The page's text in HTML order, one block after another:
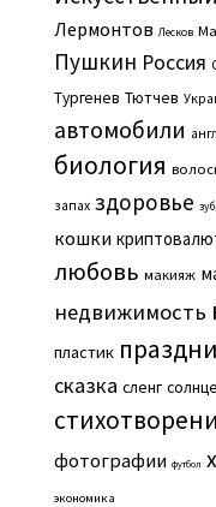
Лермонтов Лесков
Пушкин Россия
Тургенев Тютчев
автомобили
биология
запах здоровье
кошки
любовь макияж
недвижимость
пластик
сказка сленг солнце
фотографии футбол
экономика